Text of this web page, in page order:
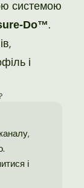
системою
Do™.
і
і